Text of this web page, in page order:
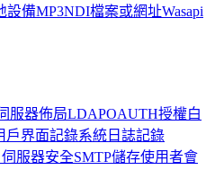
設備MP3NDI檔案或網址Wasapi
服器佈局LDAPOAUTH授權白
戶界面記錄系統日誌記錄
伺服器安全SMTP儲存使用者會